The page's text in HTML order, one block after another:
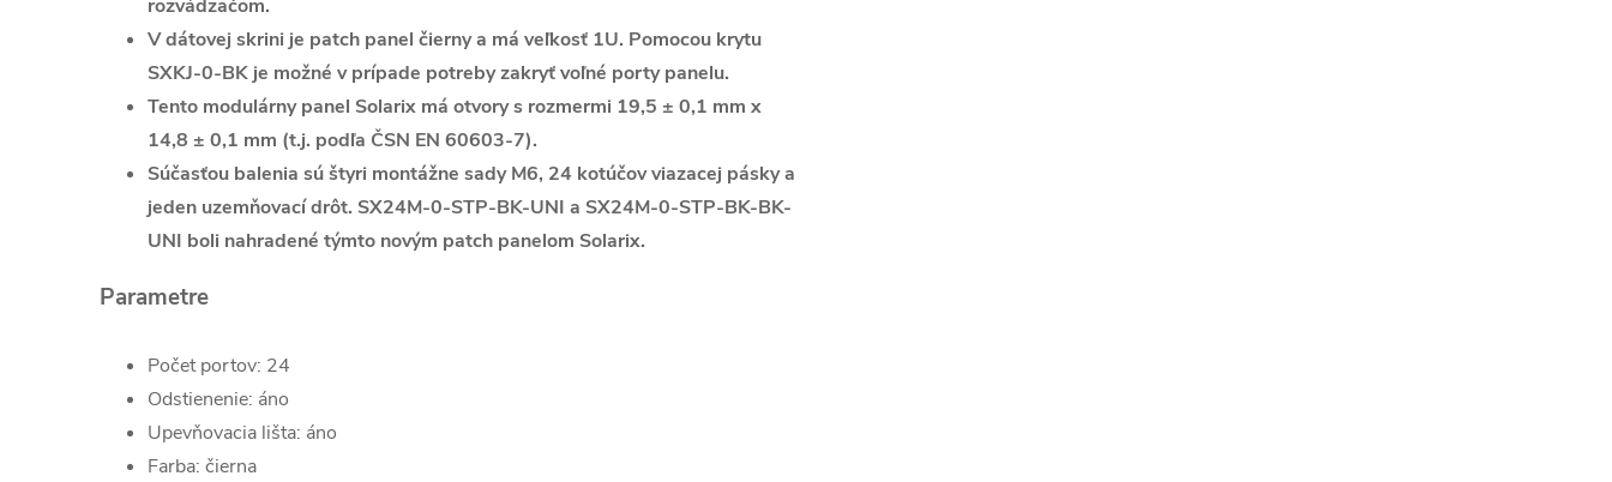
rozvádzačom.
V dátovej skrini je patch panel čierny a má veľkosť 1U. Pomocou krytu
SXKJ-0-BK je možné v prípade potreby zakryť voľné porty panelu.
Tento modulárny panel Solarix má otvory s rozmermi 19,5 ± 0,1 mm x
14,8 ± 0,1 mm (t.j. podľa ČSN EN 60603-7).
Súčasťou balenia sú štyri montážne sady M6, 24 kotúčov viazacej pásky a
jeden uzemňovací drôt. SX24M-0-STP-BK-UNI a SX24M-0-STP-BK-BK-
UNI boli nahradené týmto novým patch panelom Solarix.
Parametre
Počet portov: 24
Odstienenie: áno
Upevňovacia lišta: áno
Farba: čierna